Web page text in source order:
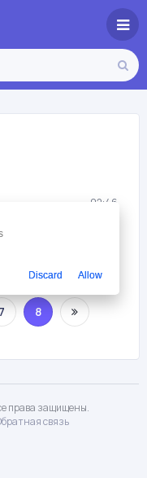
02:46
7 8
права защищены.
связь
Discard Allow